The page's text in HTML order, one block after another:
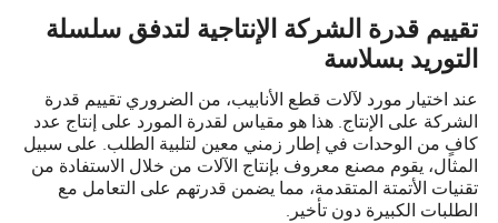
تقييم قدرة الشركة الإنتاجية لتدفق سلسلة
التوريد بسلاسة
عند اختيار مورد لآلات قطع الأنابيب، من الضروري تقييم قدرة
الشركة على الإنتاج. هذا هو مقياس لقدرة المورد على إنتاج عدد
كافٍ من الوحدات في إطار زمني معين لتلبية الطلب. على سبيل
المثال، يقوم مصنع معروف بإنتاج الآلات من خلال الاستفادة من
تقنيات الأتمتة المتقدمة، مما يضمن قدرتهم على التعامل مع
الطلبات الكبيرة دون تأخير.